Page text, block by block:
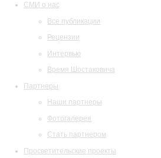
СМИ о нас
Все публикации
Рецензии
Интервью
Время Шостаковича
Партнеры
Наши партнеры
Фотогалерея
Стать партнером
Просветительские проекты